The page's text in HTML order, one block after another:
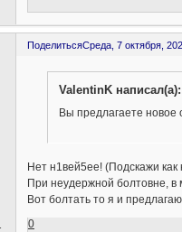
ПоделитьсяСреда, 7 октября,
ValentinK написал(а):
Вы предлагаете
Нет н1вей5ее! (Подскажи
При неудержной болтовне, в
Вот болтать то я и
0